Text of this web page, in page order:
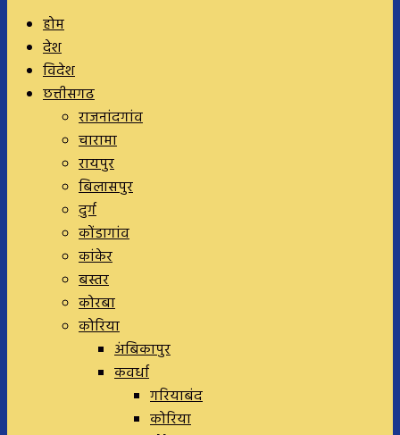
होम
देश
विदेश
छत्तीसगढ
राजनांदगांव
चारामा
रायपुर
बिलासपुर
दुर्ग
कोंडागांव
कांकेर
बस्तर
कोरबा
कोरिया
अंबिकापुर
कवर्धा
गरियाबंद
कोरिया